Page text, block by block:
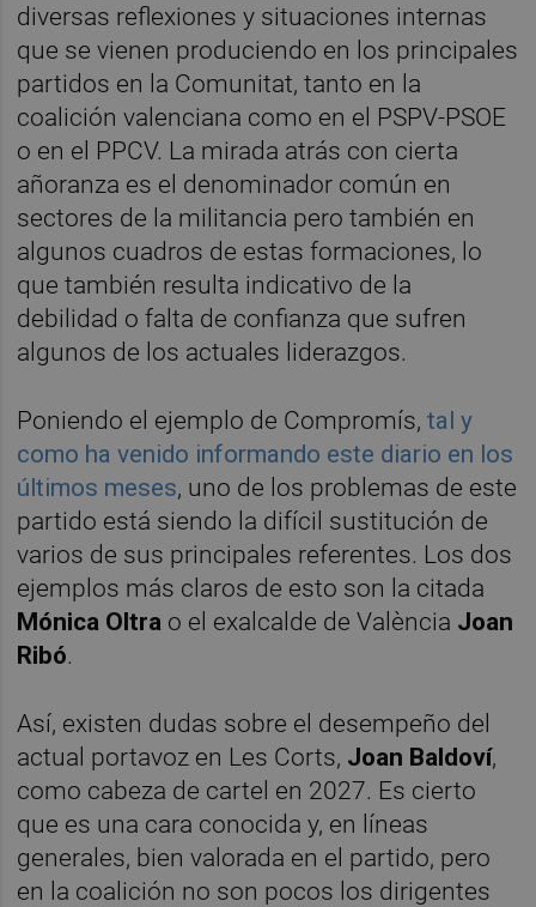
diversas reflexiones y situaciones internas
que se vienen produciendo en los principales
partidos en la Comunitat, tanto en la
coalición valenciana como en el PSPV-PSOE
o en el PPCV. La mirada atrás con cierta
añoranza es el denominador común en
sectores de la militancia pero también en
algunos cuadros de estas formaciones, lo
que también resulta indicativo de la
debilidad o falta de confianza que sufren
algunos de los actuales liderazgos.
Poniendo el ejemplo de Compromís,tal y
como ha venido informando este diario en los
últimos meses, uno de los problemas de este
partido está siendo la difícil sustitución de
varios de sus principales referentes. Los dos
ejemplos más claros de esto son la citada
Mónica Oltra o el exalcalde de València Joan
Ribó.
Así, existen dudas sobre el desempeño del
actual portavoz en Les Corts, Joan Baldoví,
como cabeza de cartel en 2027. Es cierto
que es una cara conocida y, en líneas
generales, bien valorada en el partido, pero
en la coalición no son pocos los dirigentes